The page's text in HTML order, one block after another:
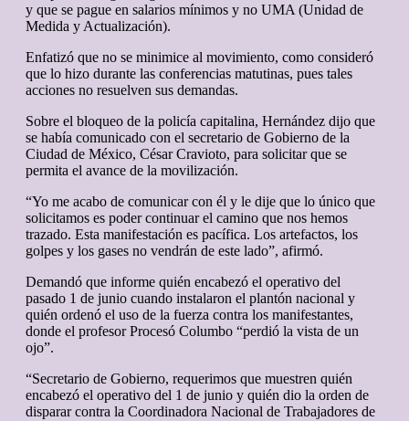
y que se pague en salarios mínimos y no UMA (Unidad de
Medida y Actualización).
Enfatizó que no se minimice al movimiento, como consideró
que lo hizo durante las conferencias matutinas, pues tales
acciones no resuelven sus demandas.
Sobre el bloqueo de la policía capitalina, Hernández dijo que
se había comunicado con el secretario de Gobierno de la
Ciudad de México, César Cravioto, para solicitar que se
permita el avance de la movilización.
“Yo me acabo de comunicar con él y le dije que lo único que
solicitamos es poder continuar el camino que nos hemos
trazado. Esta manifestación es pacífica. Los artefactos, los
golpes y los gases no vendrán de este lado”, afirmó.
Demandó que informe quién encabezó el operativo del
pasado 1 de junio cuando instalaron el plantón nacional y
quién ordenó el uso de la fuerza contra los manifestantes,
donde el profesor Procesó Columbo “perdió la vista de un
ojo”.
“Secretario de Gobierno, requerimos que muestren quién
encabezó el operativo del 1 de junio y quién dio la orden de
disparar contra la Coordinadora Nacional de Trabajadores de